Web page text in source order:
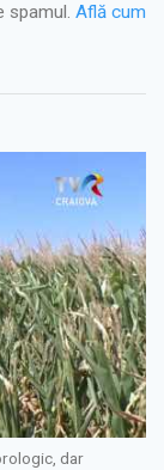
spamul. Află cum
dar